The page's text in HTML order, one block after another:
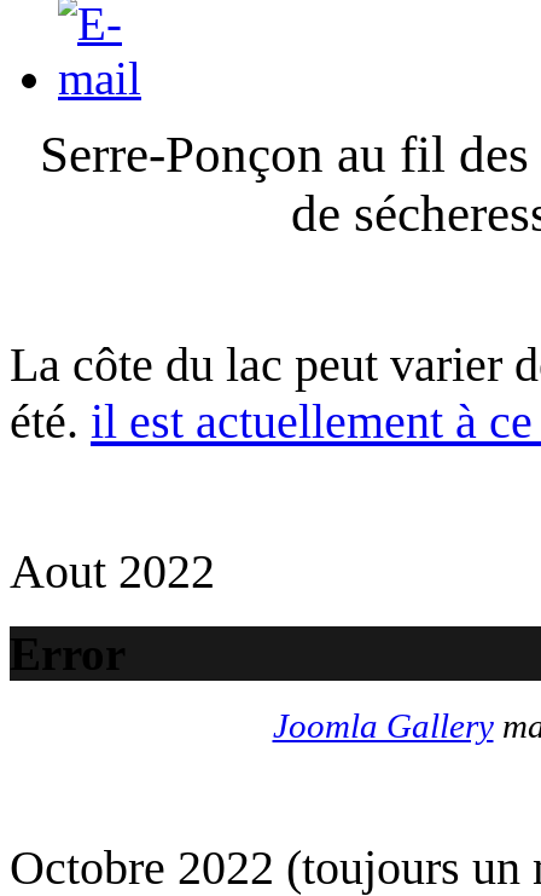
Serre-Ponçon au fil
de
La côte du lac peut varier
été. il est actuellement à
Aout 2022
Error
Joomla Gallery
Octobre 2022 (toujours un